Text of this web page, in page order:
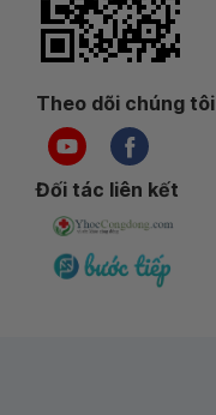
Theo dõi chúng tôi
Đối tác liên kết